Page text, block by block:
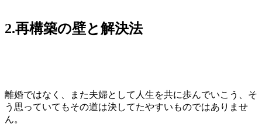
2.再構築の壁と解決法
離婚ではなく、また夫婦として人生を共に歩んでいこう、そ
う思っていてもその道は決してたやすいものではありませ
ん。